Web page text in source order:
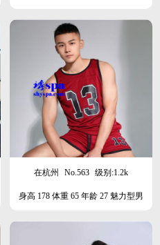
在杭州 No.563 级别:1.2k
身高 178 体重 65 年龄 27 魅力型男